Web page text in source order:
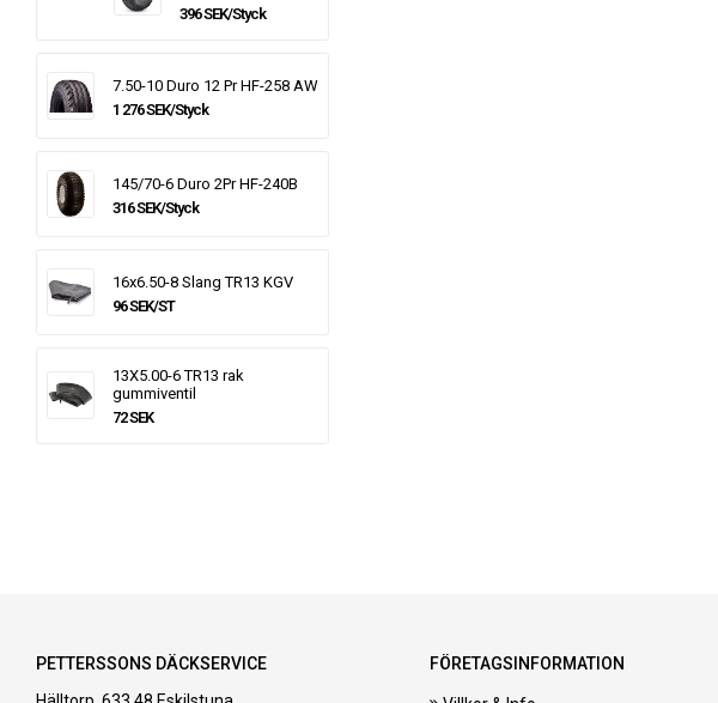
396 SEK/Styck
7.50-10 Duro 12 Pr HF-258 AW
1 276 SEK/Styck
145/70-6 Duro 2Pr HF-240B
316 SEK/Styck
16x6.50-8 Slang TR13 KGV
96 SEK/ST
13X5.00-6 TR13 rak
gummiventil
72 SEK
PETTERSSONS DÄCKSERVICE
FÖRETAGSINFORMATION